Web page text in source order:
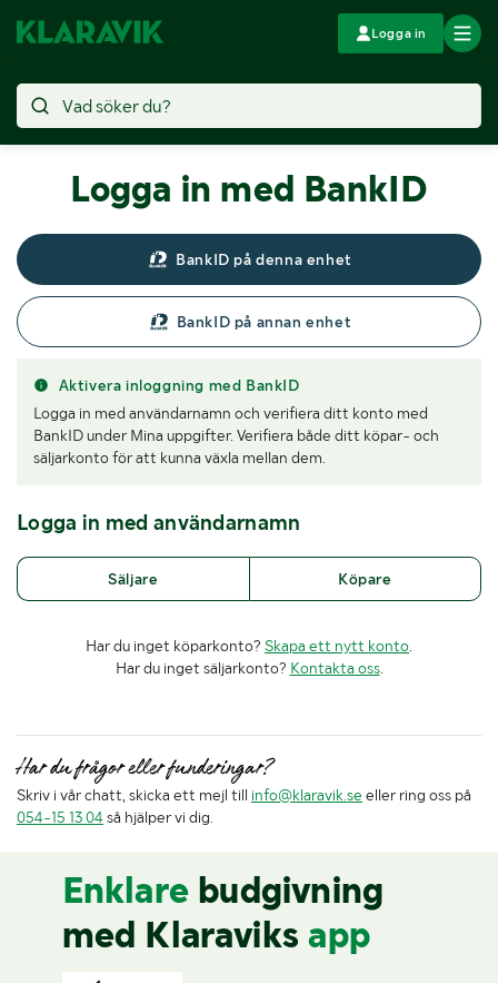
Logga in
Logga in med BankID
BankID på denna enhet
BankID på annan enhet
Aktivera inloggning med BankID
Logga in med användarnamn och verifiera ditt konto med
BankID under Mina uppgifter. Verifiera både ditt köpar- och
säljarkonto för att kunna växla mellan dem.
Logga in med användarnamn
Säljare Köpare
Har du inget köparkonto? Skapa ett nytt konto
Har du inget säljarkonto? Kontakta oss.
Har du frågor eller funderingar?
Skriv i vår chatt, skicka ett mejl till info@klaravik.se eller ring oss på
054-15 13 04så hjälper vi dig.
Enklare budgivning
med Klaraviks app